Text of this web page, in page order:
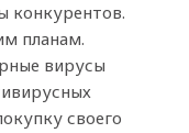
конкурентов.
планам.
вирусы
своего